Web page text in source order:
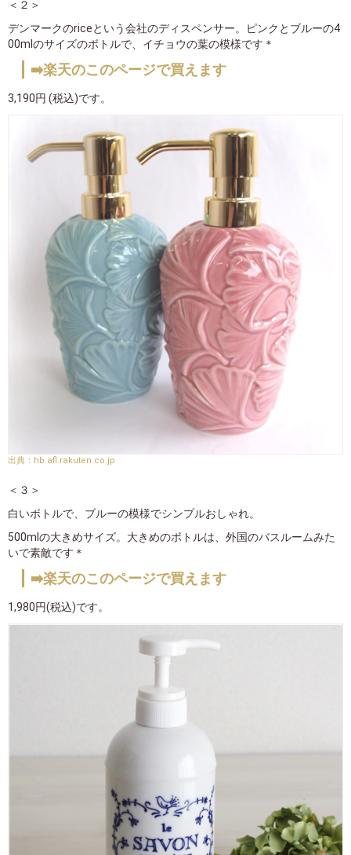
＜２＞
デンマークのriceという会社のディスペンサー。ピンクとブルーの4
00mlのサイズのボトルで、イチョウの葉の模様です＊
➡️楽天のこのページで買えます
3,190円 (税込)です。
hb.afl.rakuten.co.jp
＜３＞
白いボトルで、ブルーの模様でシンプルおしゃれ。
500mlの大きめサイズ。大きめのボトルは、外国のバスルームみた
いで素敵です＊
➡️楽天のこのページで買えます
1,980円(税込)です。